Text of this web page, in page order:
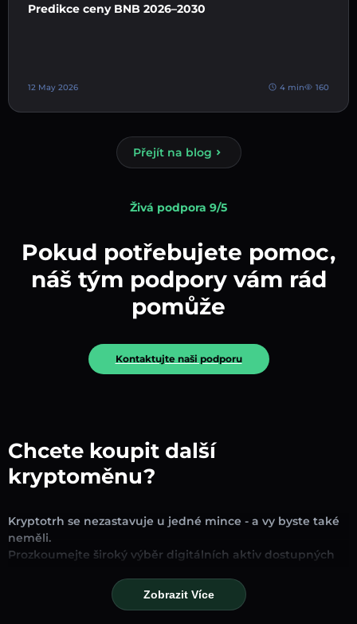
Predikce ceny BNB 2026–2030
12 May 2026 4 min 160
Přejít na blog
Živá podpora 9/5
Pokud potřebujete pomoc,
náš tým podpory vám rád
pomůže
Kontaktujte naši podporu
Chcete koupit další
kryptoměnu?
Kryptotrh se nezastavuje u jedné mince - a vy byste také
neměli.
Prozkoumejte široký výběr digitálních aktiv dostupných
hledáte zavedené stablecoiny, slibné altcoiny nebo
trendové nové tokeny, najdete je všechny na jednom
Zobrazit Více